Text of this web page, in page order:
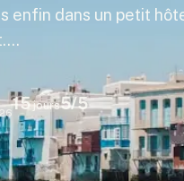
enfin dans un petit
15jours5/5